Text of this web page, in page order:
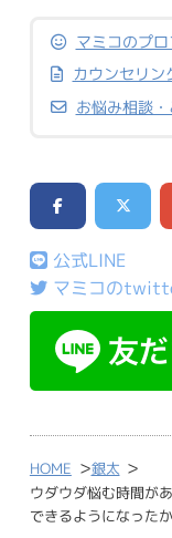
マミコのプ
カウンセリン
お悩み相談
公式LINE
マミコの
HOME >銀太 >
ウダウダ悩む時間が
できるようになった